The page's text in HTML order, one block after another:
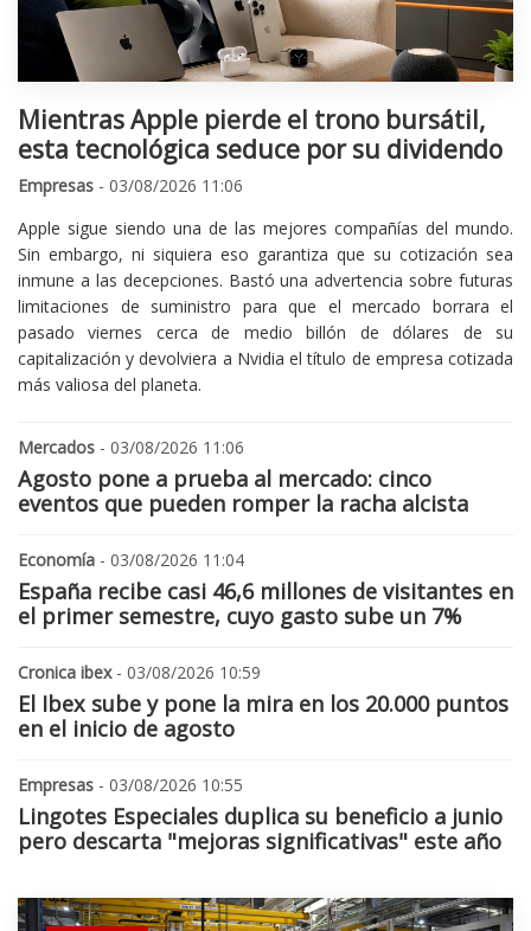
Mientras Apple pierde el trono bursátil,
esta tecnológica seduce por su dividendo
Empresas - 03/08/2026 11:06
Apple sigue siendo una de las mejores compañías del mundo.
Sin embargo, ni siquiera eso garantiza que su cotización sea
inmune a las decepciones. Bastó una advertencia sobre futuras
limitaciones de suministro para que el mercado borrara el
pasado viernes cerca de medio billón de dólares de su
capitalización y devolviera a Nvidia el título de empresa cotizada
más valiosa del planeta.
Mercados - 03/08/2026 11:06
Agosto pone a prueba al mercado: cinco
eventos que pueden romper la racha alcista
Economía - 03/08/2026 11:04
España recibe casi 46,6 millones de visitantes en
el primer semestre, cuyo gasto sube un 7%
Cronica ibex- 03/08/2026 10:59
El Ibex sube y pone la mira en los 20.000 puntos
en el inicio de agosto
Empresas - 03/08/2026 10:55
Lingotes Especiales duplica su beneficio a junio
pero descarta "mejoras significativas" este año